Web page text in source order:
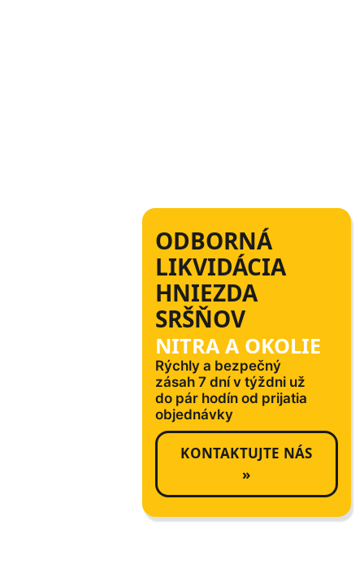
ODBORNÁ
LIKVIDÁCIA
HNIEZDA
SRŠŇOV
NITRA A OKOLIE
Rýchly a bezpečný
zásah 7 dní v týždni už
do pár hodín od prijatia
objednávky
KONTAKTUJTE NÁS
»